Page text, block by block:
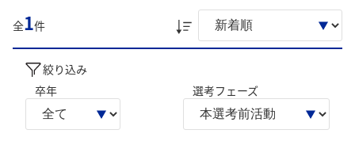
全1件
絞り込み
卒年
選考フェーズ